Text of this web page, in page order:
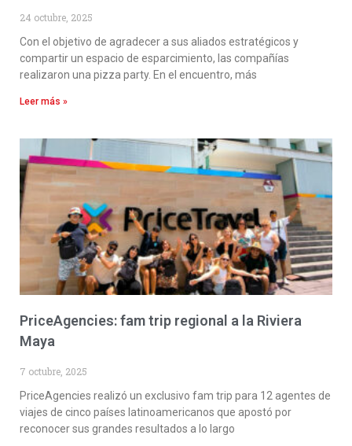
24 octubre, 2025
Con el objetivo de agradecer a sus aliados estratégicos y
compartir un espacio de esparcimiento, las compañías
realizaron una pizza party. En el encuentro, más
Leer más »
PriceAgencies: fam trip regional a la Riviera
Maya
7 octubre, 2025
PriceAgencies realizó un exclusivo fam trip para 12 agentes de
viajes de cinco países latinoamericanos que apostó por
reconocer sus grandes resultados a lo largo